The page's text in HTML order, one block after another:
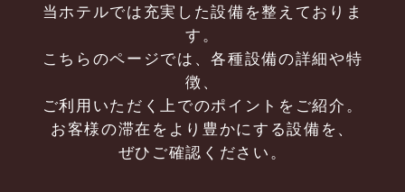
当ホテルでは充実した設備を整えておりま
す。
こちらのページでは、各種設備の詳細や特
徴、
ご利用いただく上でのポイントをご紹介。
お客様の滞在をより豊かにする設備を、
ぜひご確認ください。